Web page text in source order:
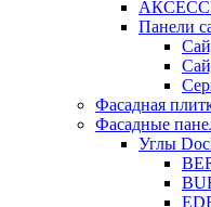
Панели
Фасадная
Фасадные
Углы